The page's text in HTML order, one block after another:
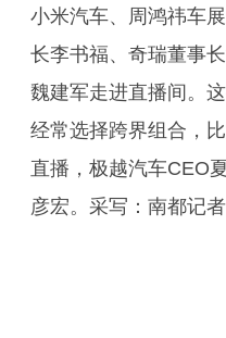
小米汽车、周鸿祎车
长李书福、奇瑞董事
魏建军走进直播间。
经常选择跨界组合，
直播，极越汽车CEO
彦宏。采写：南都记